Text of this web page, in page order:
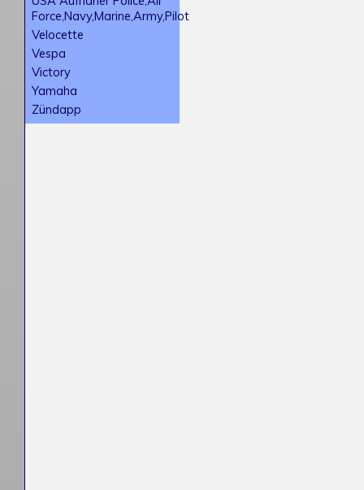
Force,Navy,Marine,Army,Pilot
Velocette
Vespa
Victory
Yamaha
Zündapp